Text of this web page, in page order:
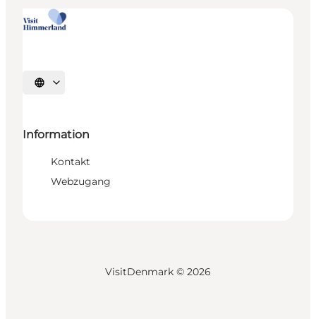
Sprache auswählen
Information
Kontakt
Webzugang
VisitDenmark © 2026